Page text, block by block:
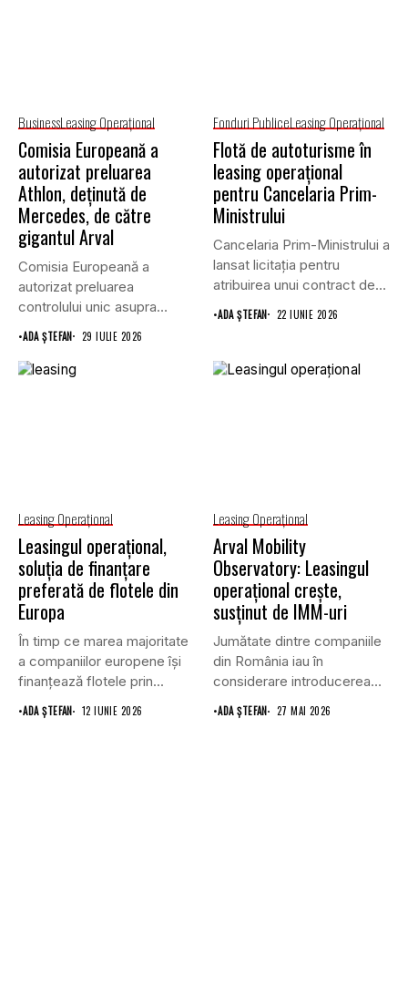
BusinessLeasing Operaţional
Comisia Europeană a
autorizat preluarea
Athlon, deținută de
Mercedes, de către
gigantul Arval
Comisia Europeană a
autorizat preluarea
controlului unic asupra
companiei de leasing
Athlon...
•ADA ȘTEFAN 29 IULIE 2026
Fonduri PubliceLeasing Operaţional
Flotă de autoturisme în
leasing operațional
pentru Cancelaria Prim-
Ministrului
Cancelaria Prim-Ministrului a
lansat licitația pentru
atribuirea unui contract de
furnizare a...
•ADA ȘTEFAN 22 IUNIE 2026
Leasing Operaţional
Leasingul operațional,
soluția de finanțare
preferată de flotele din
Europa
În timp ce marea majoritate
a companiilor europene își
finanțează flotele prin...
•ADA ȘTEFAN 12 IUNIE 2026
Leasing Operaţional
Arval Mobility
Observatory: Leasingul
operațional crește,
susținut de IMM-uri
Jumătate dintre companiile
din România iau în
considerare introducerea
sau creșterea leasingului...
•ADA ȘTEFAN 27 MAI 2026